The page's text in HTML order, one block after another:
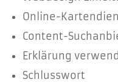
Online-
Content-
Erklärung
Schlusswort